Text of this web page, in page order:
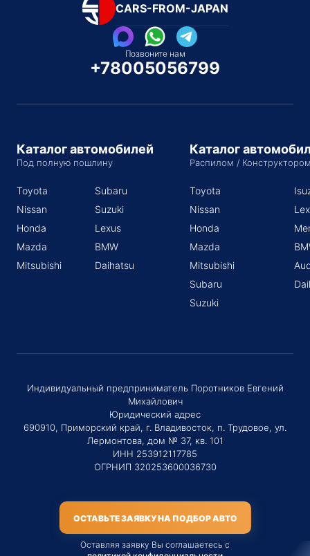
CARS-FROM-JAPAN
Позвоните нам
+78005056799
Каталог автомобилей
Под полную пошлину
Toyota
Nissan
Honda
Mazda
Mitsubishi
Subaru
Suzuki
Lexus
BMW
Daihatsu
Каталог
Распилом /
Toyota
Nissan
Honda
Mazda
Mitsubishi
Subaru
Suzuki
Индивидуальный предприниматель Поротников Евгений
Михайлович
Юридический адрес
690910, Приморский край, г. Владивосток, п. Трудовое, ул.
Лермонтова, дом № 37, кв. 101
ИНН 253912117785
ОГРНИП 320253600036730
ОСТАВЬТЕ ЗАЯВКУ НА ПОДБОР АВТО
Оставляя заявку Вы соглашаетесь с